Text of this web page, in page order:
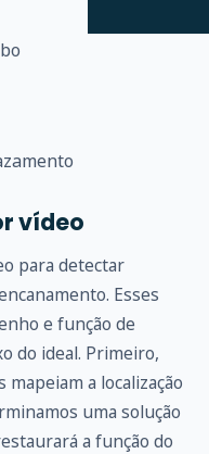
vídeo
para detectar
Esses
e função de
do ideal. Primeiro,
a localização
uma solução
a função do